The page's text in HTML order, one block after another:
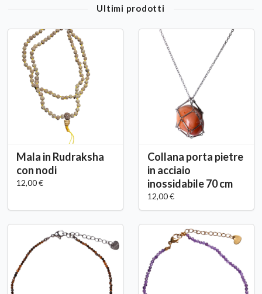
Ultimi prodotti
Mala in Rudraksha
con nodi
12,00 €
Collana porta pietre
in acciaio
inossidabile 70 cm
12,00 €